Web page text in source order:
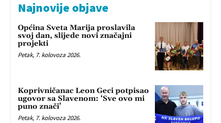
Najnovije objave
Općina Sveta Marija proslavila
svoj dan, slijede novi značajni
projekti
Petak, 7. kolovoza 2026.
Koprivničanac Leon Geci potpisao
ugovor sa Slavenom: ‘Sve ovo mi
puno znači’
Petak, 7. kolovoza 2026.